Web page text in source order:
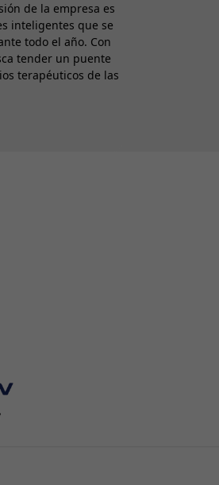
de la empresa es
inteligentes que se
todo el año. Con
tender un puente
terapéuticos de las